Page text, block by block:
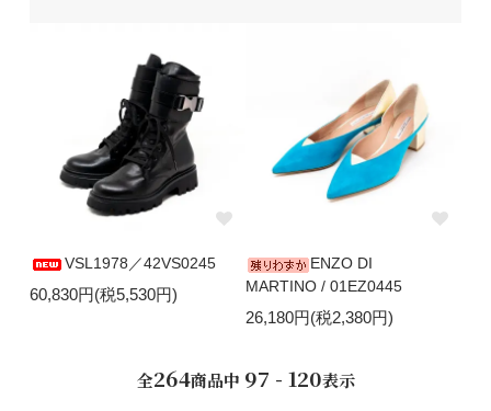
VSL1978／42VS0245
60,830円(税5,530円)
ENZO DI
MARTINO / 01EZ0445
26,180円(税2,380円)
全264商品中 97 - 120表示